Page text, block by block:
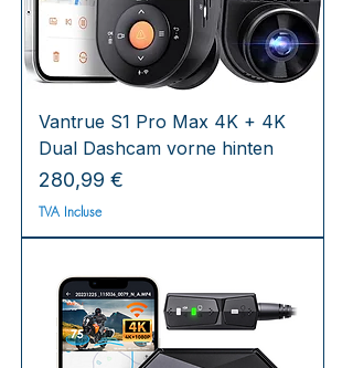
Vantrue S1 Pro Max 4K + 4K
Dual Dashcam vorne hinten
Prix
280,99 €
TVA Incluse